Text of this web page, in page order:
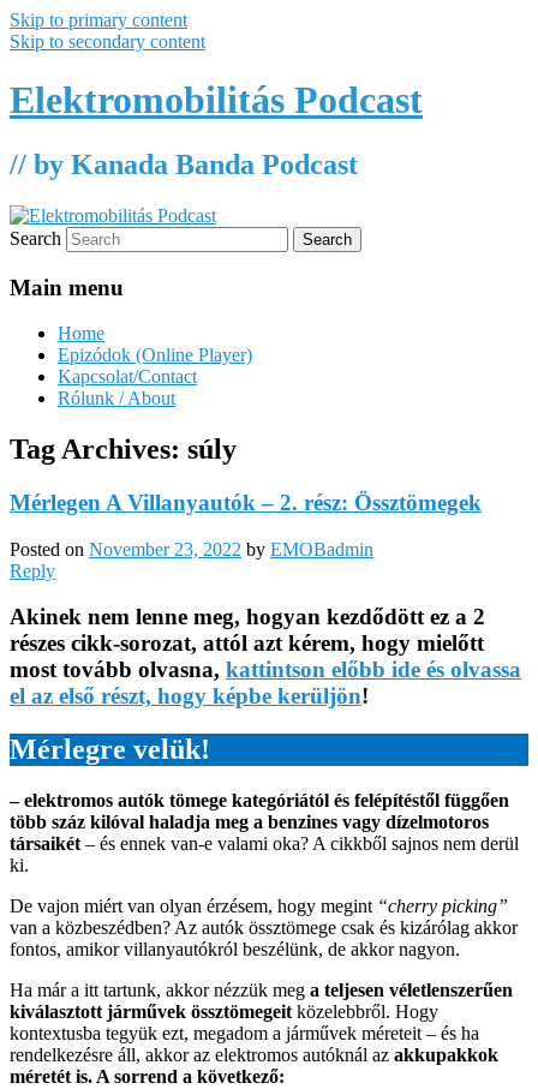
Skip to primary content
Skip to secondary content
Elektromobilitás Podcast
// by Kanada Banda Podcast
Search
Main menu
Home
Epizódok (Online Player)
Kapcsolat/Contact
Rólunk / About
Tag Archives: súly
Mérlegen A Villanyautók – 2. rész: Össztömegek
Posted on November 23, 2022 by EMOBadmin
Reply
Akinek nem lenne meg, hogyan kezdődött ez a 2
részes cikk-sorozat, attól azt kérem, hogy mielőtt
most tovább olvasna, kattintson előbb ide és olvassa
el az első részt, hogy képbe kerüljön!
Mérlegre velük!
– elektromos autók tömege kategóriától és felépítéstől függően
több száz kilóval haladja meg a benzines vagy dízelmotoros
társaikét – és ennek van-e valami oka? A cikkből sajnos nem derül
ki.
De vajon miért van olyan érzésem, hogy megint “cherry picking”
van a közbeszédben? Az autók össztömege csak és kizárólag akkor
fontos, amikor villanyautókról beszélünk, de akkor nagyon.
Ha már a itt tartunk, akkor nézzük meg a teljesen véletlenszerűen
kiválasztott járművek össztömegeit közelebbről. Hogy
kontextusba tegyük ezt, megadom a járművek méreteit – és ha
rendelkezésre áll, akkor az elektromos autóknál az akkupakkok
méretét is. A sorrend a következő: